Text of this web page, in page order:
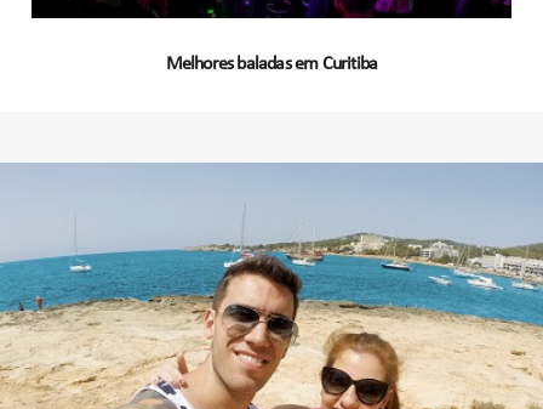
Melhores baladas em Curitiba